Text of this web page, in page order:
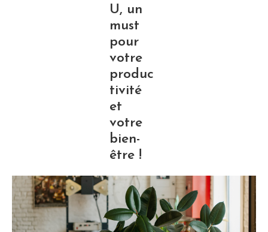
U, un
must
pour
votre
produc
tivité
et
votre
bien-
être !